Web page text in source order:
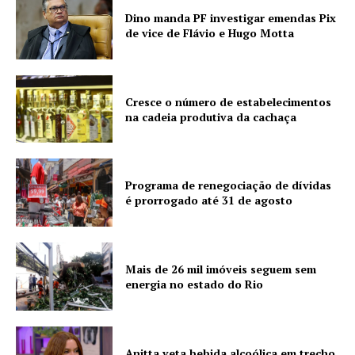
Dino manda PF investigar emendas Pix
de vice de Flávio e Hugo Motta
Cresce o número de estabelecimentos
na cadeia produtiva da cachaça
Programa de renegociação de dívidas
é prorrogado até 31 de agosto
Mais de 26 mil imóveis seguem sem
energia no estado do Rio